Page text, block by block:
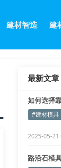
建材智造 建
最新文章
如何选择
#建材模具
2025-05-21
路沿石模